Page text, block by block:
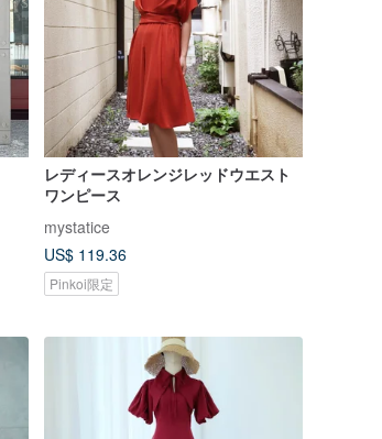
レディースオレンジレッドウエスト
ワンピース
mystatice
US$ 119.36
Pinkoi限定